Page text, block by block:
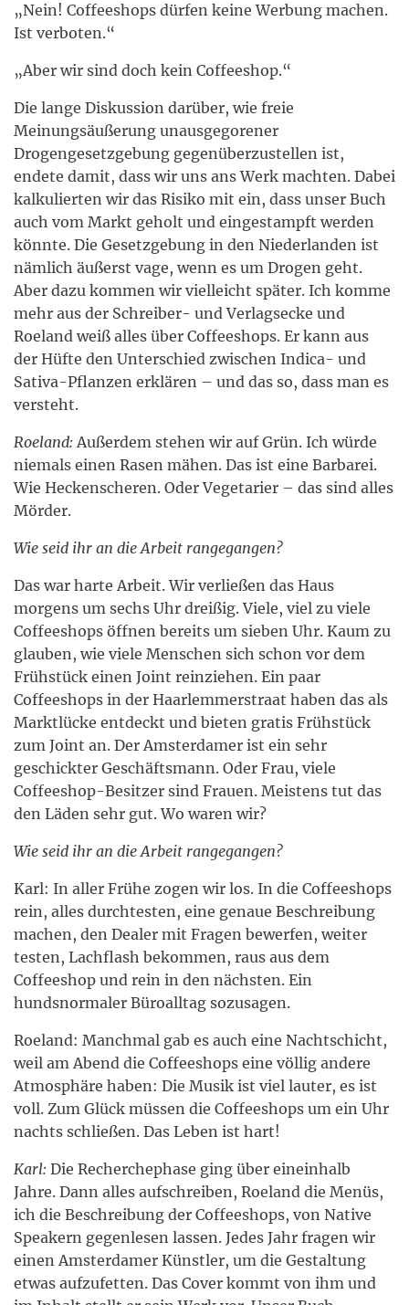
„Nein! Coffeeshops dürfen keine Werbung machen.
Ist verboten.“
„Aber wir sind doch kein Coffeeshop.“
Die lange Diskussion darüber, wie freie
Meinungsäußerung unausgegorener
Drogengesetzgebung gegenüberzustellen ist,
endete damit, dass wir uns ans Werk machten. Dabei
kalkulierten wir das Risiko mit ein, dass unser Buch
auch vom Markt geholt und eingestampft werden
könnte. Die Gesetzgebung in den Niederlanden ist
nämlich äußerst vage, wenn es um Drogen geht.
Aber dazu kommen wir vielleicht später. Ich komme
mehr aus der Schreiber- und Verlagsecke und
Roeland weiß alles über Coffeeshops. Er kann aus
der Hüfte den Unterschied zwischen Indica- und
Sativa-Pflanzen erklären – und das so, dass man es
versteht.
Roeland: Außerdem stehen wir auf Grün. Ich würde
niemals einen Rasen mähen. Das ist eine Barbarei.
Wie Heckenscheren. Oder Vegetarier – das sind alles
Mörder.
Wie seid ihr an die Arbeit rangegangen?
Das war harte Arbeit. Wir verließen das Haus
morgens um sechs Uhr dreißig. Viele, viel zu viele
Coffeeshops öffnen bereits um sieben Uhr. Kaum zu
glauben, wie viele Menschen sich schon vor dem
Frühstück einen Joint reinziehen. Ein paar
Coffeeshops in der Haarlemmerstraat haben das als
Marktlücke entdeckt und bieten gratis Frühstück
zum Joint an. Der Amsterdamer ist ein sehr
geschickter Geschäftsmann. Oder Frau, viele
Coffeeshop-Besitzer sind Frauen. Meistens tut das
den Läden sehr gut. Wo waren wir?
Wie seid ihr an die Arbeit rangegangen?
Karl: In aller Frühe zogen wir los. In die Coffeeshops
rein, alles durchtesten, eine genaue Beschreibung
machen, den Dealer mit Fragen bewerfen, weiter
testen, Lachflash bekommen, raus aus dem
Coffeeshop und rein in den nächsten. Ein
hundsnormaler Büroalltag sozusagen.
Roeland: Manchmal gab es auch eine Nachtschicht,
weil am Abend die Coffeeshops eine völlig andere
Atmosphäre haben: Die Musik ist viel lauter, es ist
voll. Zum Glück müssen die Coffeeshops um ein Uhr
nachts schließen. Das Leben ist hart!
Karl: Die Recherchephase ging über eineinhalb
Jahre. Dann alles aufschreiben, Roeland die Menüs,
ich die Beschreibung der Coffeeshops, von Native
Speakern gegenlesen lassen. Jedes Jahr fragen wir
einen Amsterdamer Künstler, um die Gestaltung
etwas aufzufetten. Das Cover kommt von ihm und